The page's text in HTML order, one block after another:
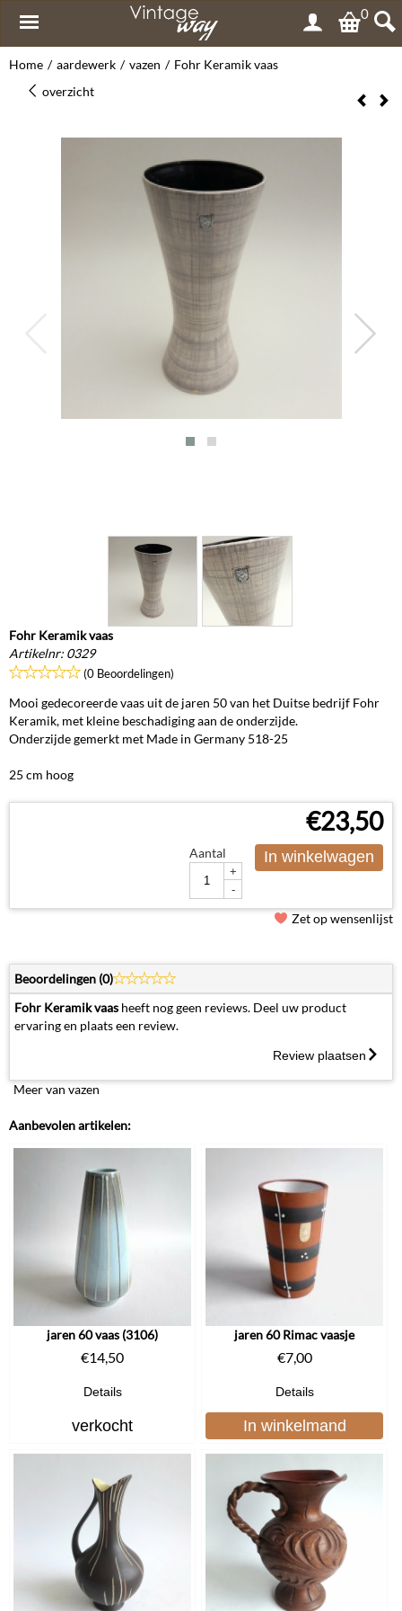
0
Home / aardewerk / vazen / Fohr Keramik vaas
overzicht
Fohr Keramik vaas
Artikelnr: 0329
(0 Beoordelingen)
Mooi gedecoreerde vaas uit de jaren 50 van het Duitse bedrijf Fohr
Keramik, met kleine beschadiging aan de onderzijde.
Onderzijde gemerkt met Made in Germany 518-25
25 cm hoog
€23,50
Aantal
+
-
In winkelwagen
Zet op wensenlijst
Beoordelingen (0)
Fohr Keramik vaas heeft nog geen reviews. Deel uw product
ervaring en plaats een review.
Review plaatsen
Meer van vazen
Aanbevolen artikelen:
jaren 60 vaas (3106)
€14,50
Details
verkocht
jaren 60 Rimac vaasje
€7,00
Details
In winkelmand